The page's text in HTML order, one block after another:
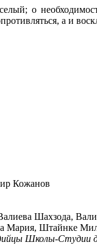
о
а и
Кожанов
Шахзода,
Мария, Штайнке
Школы-Студии